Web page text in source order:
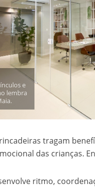
e
lembra
tragam
das crianças.
ritmo,